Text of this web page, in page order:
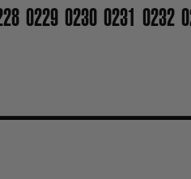
0229 0230 0231 0232